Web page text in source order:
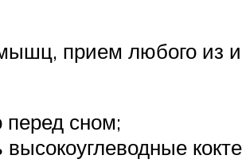
мышц, прием любого из
перед сном;